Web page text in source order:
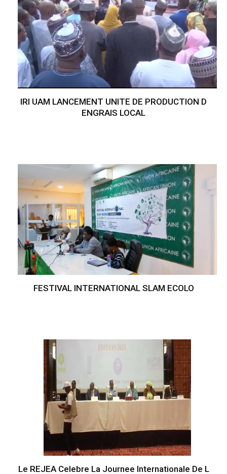
IRI UAM LANCEMENT UNITE DE PRODUCTION D
ENGRAIS LOCAL
FESTIVAL INTERNATIONAL SLAM ECOLO
Le REJEA Celebre La Journee Internationale De L